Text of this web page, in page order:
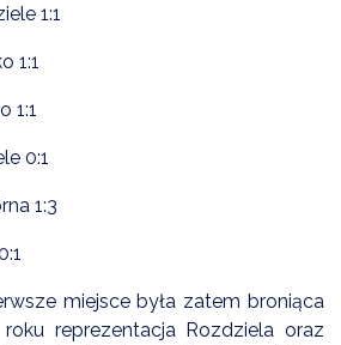
1:1
1:1
1:1
0:1
1:3
miejsce była zatem broniąca
reprezentacja Rozdziela oraz